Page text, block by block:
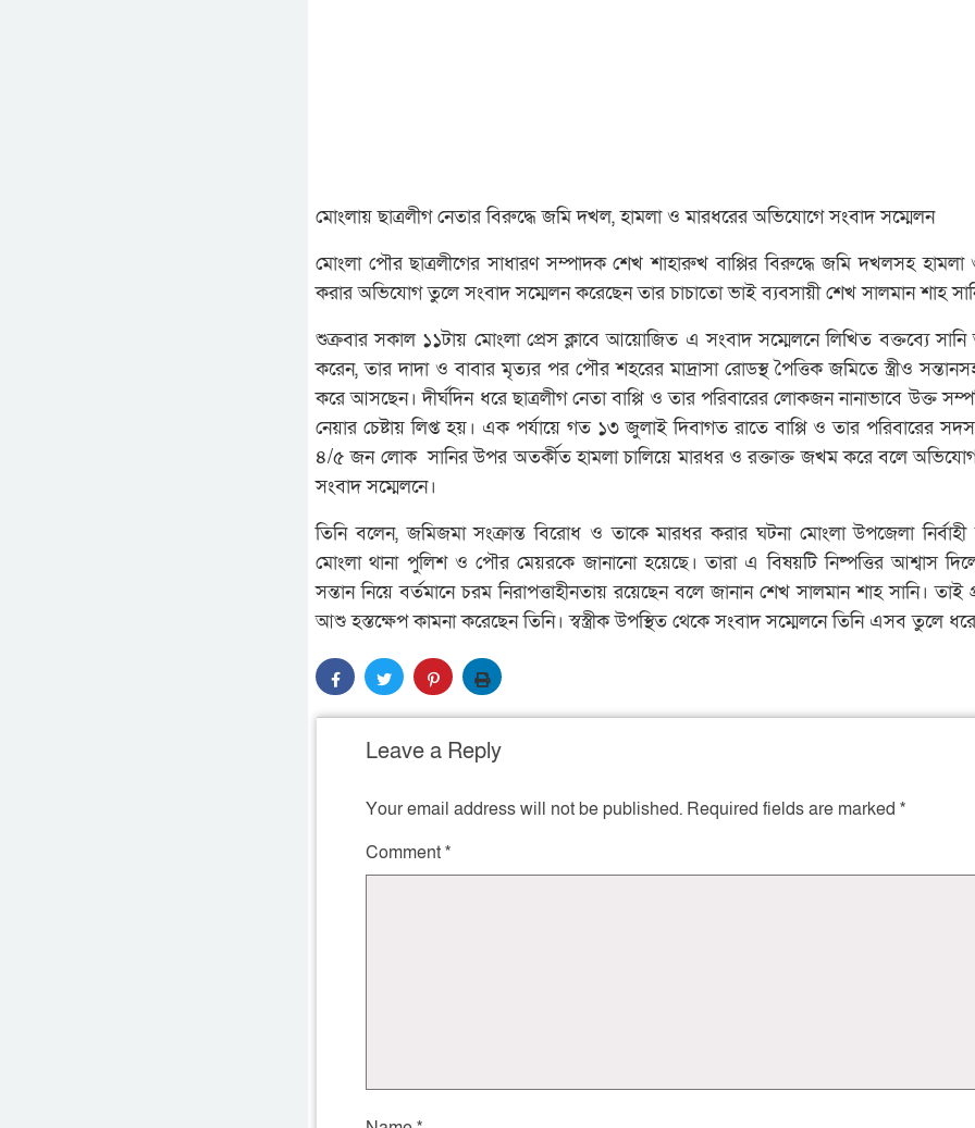
মোংলায় ছাত্রলীগ নেতার বিরুদ্ধে জমি দখল, হামলা ও মারধরের অভিযোগে সংবাদ সম্মেলন
মোংলা পৌর ছাত্রলীগের সাধারণ সম্পাদক শেখ শাহারুখ বাপ্পির বিরুদ্ধে জমি দখলসহ
করার অভিযোগ তুলে সংবাদ সম্মেলন করেছেন তার চাচাতো ভাই ব্যবসায়ী শেখ সালমান শাহ
শুক্রবার সকাল ১১টায় মোংলা প্রেস ক্লাবে আয়োজিত এ সংবাদ সম্মেলনে লিখিত বক্তব্যে
করেন, তার দাদা ও বাবার মৃত্যর পর পৌর শহরের মাদ্রাসা রোডস্থ পৈত্তিক জমিতে স্ত্রীও
করে আসছেন। দীর্ঘদিন ধরে ছাত্রলীগ নেতা বাপ্পি ও তার পরিবারের লোকজন নানাভাবে উক্ত
নেয়ার চেষ্টায় লিপ্ত হয়। এক পর্যায়ে গত ১৩ জুলাই দিবাগত রাতে বাপ্পি ও তার পরিবারের
৪/৫ জন লোক সানির উপর অতর্কীত হামলা চালিয়ে মারধর ও রক্তাক্ত জখম করে বলে
সংবাদ সম্মেলনে।
তিনি বলেন, জমিজমা সংক্রান্ত বিরোধ ও তাকে মারধর করার ঘটনা মোংলা উপজেলা
মোংলা থানা পুলিশ ও পৌর মেয়রকে জানানো হয়েছে। তারা এ বিষয়টি নিষ্পত্তির আশ্বাস
সন্তান নিয়ে বর্তমানে চরম নিরাপত্তাহীনতায় রয়েছেন বলে জানান শেখ সালমান শাহ সানি। তাই
আশু হস্তক্ষেপ কামনা করেছেন তিনি। স্বস্ত্রীক উপস্থিত থেকে সংবাদ সম্মেলনে তিনি এসব তুলে
Leave a Reply
Your email address will not be published. Required fields are marked *
Comment*